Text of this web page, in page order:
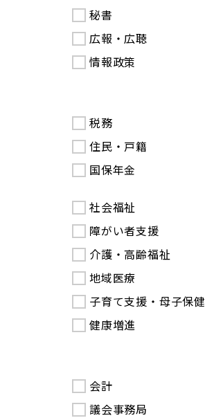
秘書
広報・広聴
情報政策
税務
住民・戸籍
国保年金
社会福祉
障がい者支援
介護・高齢福祉
地域医療
子育て支援・母子保健
健康増進
会計
議会事務局